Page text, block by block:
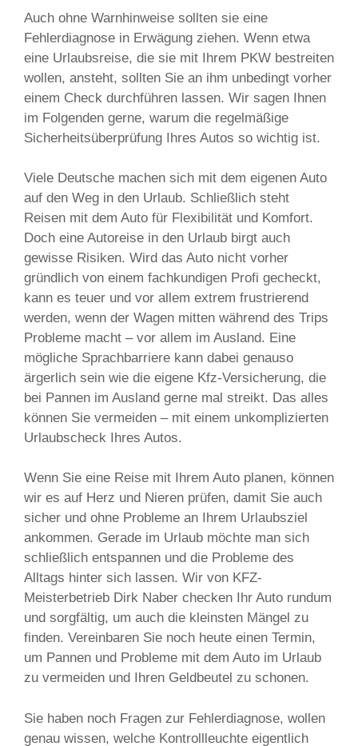
Auch ohne Warnhinweise sollten sie eine
Fehlerdiagnose in Erwägung ziehen. Wenn etwa
eine Urlaubsreise, die sie mit Ihrem PKW bestreiten
wollen, ansteht, sollten Sie an ihm unbedingt vorher
einem Check durchführen lassen. Wir sagen Ihnen
im Folgenden gerne, warum die regelmäßige
Sicherheitsüberprüfung Ihres Autos so wichtig ist.
Viele Deutsche machen sich mit dem eigenen Auto
auf den Weg in den Urlaub. Schließlich steht
Reisen mit dem Auto für Flexibilität und Komfort.
Doch eine Autoreise in den Urlaub birgt auch
gewisse Risiken. Wird das Auto nicht vorher
gründlich von einem fachkundigen Profi gecheckt,
kann es teuer und vor allem extrem frustrierend
werden, wenn der Wagen mitten während des Trips
Probleme macht – vor allem im Ausland. Eine
mögliche Sprachbarriere kann dabei genauso
ärgerlich sein wie die eigene Kfz-Versicherung, die
bei Pannen im Ausland gerne mal streikt. Das alles
können Sie vermeiden – mit einem unkomplizierten
Urlaubscheck Ihres Autos.
Wenn Sie eine Reise mit Ihrem Auto planen, können
wir es auf Herz und Nieren prüfen, damit Sie auch
sicher und ohne Probleme an Ihrem Urlaubsziel
ankommen. Gerade im Urlaub möchte man sich
schließlich entspannen und die Probleme des
Alltags hinter sich lassen. Wir von KFZ-
Meisterbetrieb Dirk Naber checken Ihr Auto rundum
und sorgfältig, um auch die kleinsten Mängel zu
finden. Vereinbaren Sie noch heute einen Termin,
um Pannen und Probleme mit dem Auto im Urlaub
zu vermeiden und Ihren Geldbeutel zu schonen.
Sie haben noch Fragen zur Fehlerdiagnose, wollen
genau wissen, welche Kontrollleuchte eigentlich